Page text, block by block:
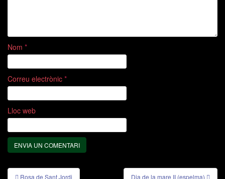
Nom *
Correu electrònic *
Lloc web
Rosa de Sant Jordi Dia de la mare II (espelma)